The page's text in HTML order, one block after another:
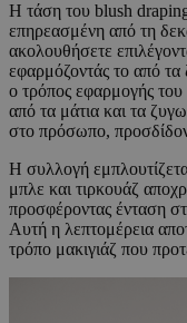
Η τάση του blush draping
επηρεασμένη από τη
ακολουθήσετε
εφαρμόζοντάς το από
ο τρόπος εφαρμογής
από τα μάτια και τα
στο πρόσωπο,
Η συλλογή
μπλε και τιρκουάζ
προσφέροντας ένταση
Αυτή η λεπτομέρεια
τρόπο μακιγιάζ που